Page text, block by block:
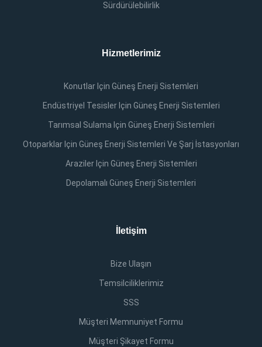
Sürdürülebilirlik
Hizmetlerimiz
Konutlar Için Güneş Enerji Sistemleri
Endüstriyel Tesisler Için Güneş Enerji Sistemleri
Tarımsal Sulama Için Güneş Enerji Sistemleri
Otoparklar Için Güneş Enerji Sistemleri Ve Şarj İstasyonları
Araziler Için Güneş Enerji Sistemleri
Depolamalı Güneş Enerji Sistemleri
İletişim
Bize Ulaşın
Temsilciliklerimiz
SSS
Müşteri Memnuniyet Formu
Müşteri Şikayet Formu